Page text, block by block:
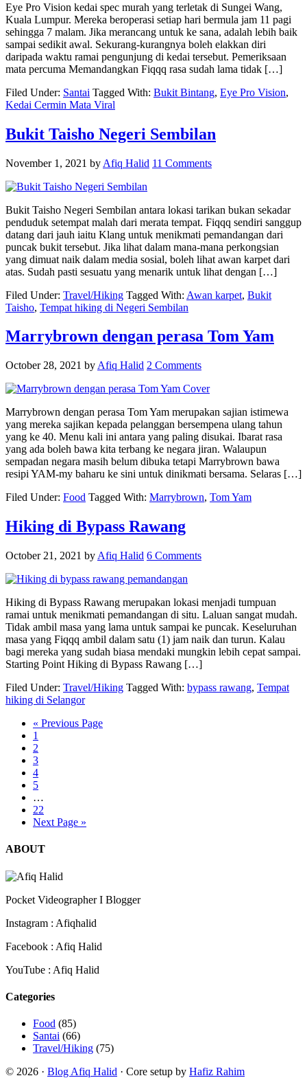
Eye Pro Vision kedai spec murah yang terletak di Sungei Wang,
Kuala Lumpur. Mereka beroperasi setiap hari bermula jam 11 pagi
sehingga 7 malam. Jika merancang untuk ke sana, adalah lebih baik
sampai sedikit awal. Sekurang-kurangnya boleh elakkan diri
daripada waktu ramai pengunjung di kedai tersebut. Pemeriksaan
mata percuma Memandangkan Fiqqq rasa sudah lama tidak […]
Filed Under: Santai Tagged With: Bukit Bintang, Eye Pro Vision,
Kedai Cermin Mata Viral
Bukit Taisho Negeri Sembilan
November 1, 2021 by Afiq Halid 11 Comments
Bukit Taisho Negeri Sembilan antara lokasi tarikan bukan sekadar
penduduk setempat malah dari merata tempat. Fiqqq sendiri sanggup
datang dari jauh iaitu Klang untuk menikmati pemandangan dari
puncak bukit tersebut. Jika lihat dalam mana-mana perkongsian
yang dimuat naik dalam media sosial, boleh lihat awan karpet dari
atas. Sudah pasti sesuatu yang menarik untuk lihat dengan […]
Filed Under: Travel/Hiking Tagged With: Awan karpet, Bukit
Taisho, Tempat hiking di Negeri Sembilan
Marrybrown dengan perasa Tom Yam
October 28, 2021 by Afiq Halid 2 Comments
Marrybrown dengan perasa Tom Yam merupakan sajian istimewa
yang mereka sajikan kepada pelanggan bersempena ulang tahun
yang ke 40. Menu kali ini antara yang paling disukai. Ibarat rasa
yang ada boleh bawa kita terbang ke negara jiran. Walaupun
sempadan negara masih belum dibuka tetapi Marrybrown bawa
resipi YAM-my baharu ke sini untuk dinikmati bersama. Selaras […]
Filed Under: Food Tagged With: Marrybrown, Tom Yam
Hiking di Bypass Rawang
October 21, 2021 by Afiq Halid 6 Comments
Hiking di Bypass Rawang merupakan lokasi menjadi tumpuan
ramai untuk menikmati pemandangan di situ. Laluan sangat mudah.
Tidak ambil masa yang lama untuk sampai ke puncak. Keseluruhan
masa yang Fiqqq ambil dalam satu (1) jam naik dan turun. Kalau
bagi mereka yang sudah biasa mendaki mungkin lebih cepat sampai.
Starting Point Hiking di Bypass Rawang […]
Filed Under: Travel/Hiking Tagged With: bypass rawang, Tempat
hiking di Selangor
« Previous Page
1
2
3
4
5
…
22
Next Page »
ABOUT
Pocket Videographer I Blogger
Instagram : Afiqhalid
Facebook : Afiq Halid
YouTube : Afiq Halid
Categories
Food (85)
Santai (66)
Travel/Hiking (75)
© 2026 · Blog Afiq Halid · Core setup by Hafiz Rahim